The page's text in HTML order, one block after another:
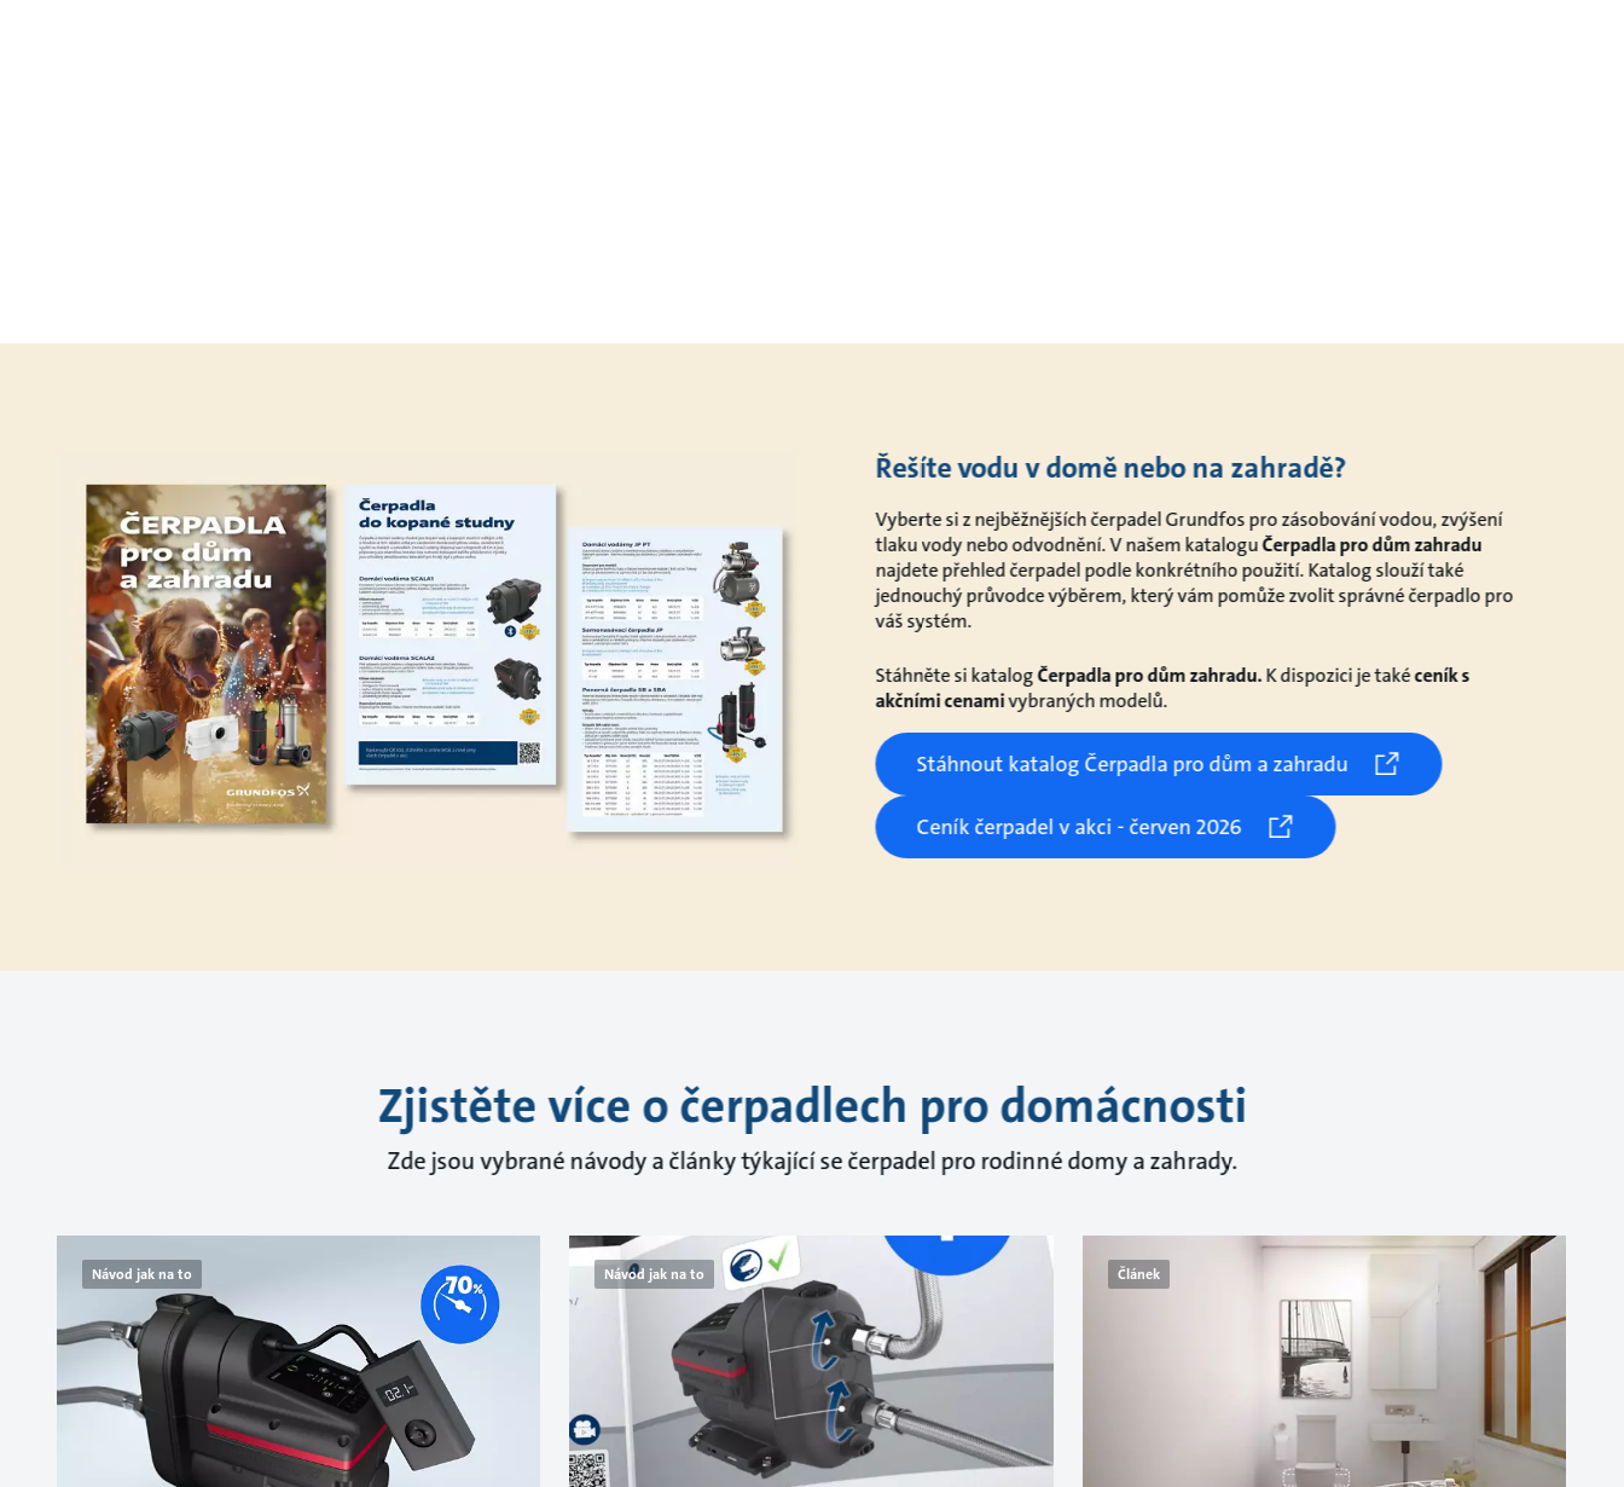
Řešíte vodu v domě nebo na zahradě?
Vyberte si z nejběžnějších čerpadel Grundfos pro zásobování vodou, zvýšení
tlaku vody nebo odvodnění. V našem kataloguČerpadla pro dům zahradu
najdete přehled čerpadel podle konkrétního použití. Katalog slouží také
jednouchý průvodce výběrem, který vám pomůže zvolit správné čerpadlo pro
váš systém.
Stáhněte si katalogČerpadla pro dům zahradu.K dispozici je takéceník s
akčními cenamivybraných modelů.
Stáhnout katalog Čerpadla pro dům a zahradu
Ceník čerpadel v akci - červen 2026
Zjistěte více o čerpadlech pro domácnosti
Zde jsou vybrané návody a články týkající se čerpadel pro rodinné domy a zahrady.
Návod jak na to Návod jak na to Článek